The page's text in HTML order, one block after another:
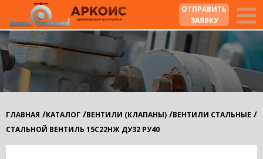
ОТПРАВИТЬ
ЗАЯВКУ
ГЛАВНАЯ /КАТАЛОГ /ВЕНТИЛИ (КЛАПАНЫ) /ВЕНТИЛИ СТАЛЬНЫЕ /
СТАЛЬНОЙ ВЕНТИЛЬ 15С22НЖ ДУ32 РУ40